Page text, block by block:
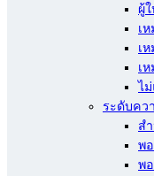
ผู้
เ
เ
เ
ไ
ระดับคว
ส
พ
พ